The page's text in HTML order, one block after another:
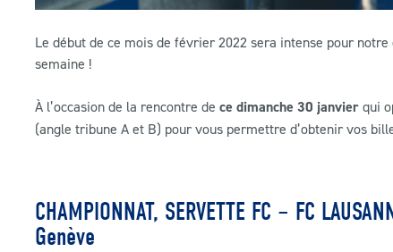
Le début de ce mois de février 2022 sera intense pour
semaine !
À l’occasion de la rencontre de ce dimanche 30 janvier qui
(angle tribune A et B) pour vous permettre d’obtenir vos
CHAMPIONNAT, SERVETTE FC – FC
Genève